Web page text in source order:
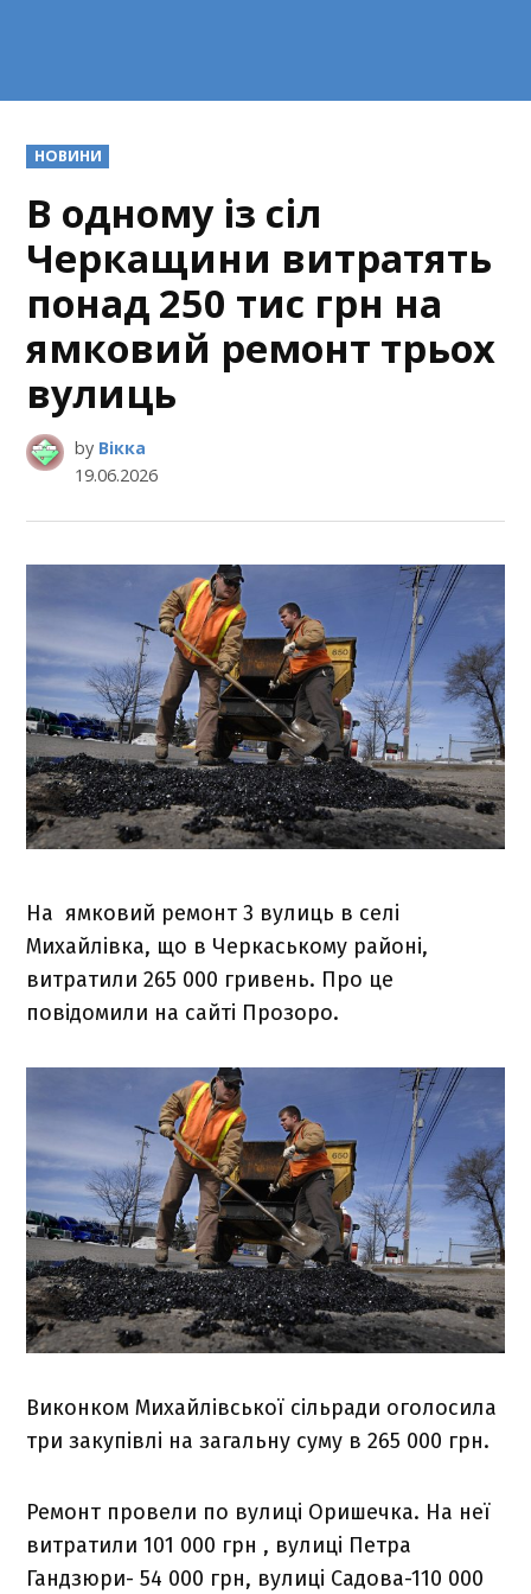
POSTED
IN
НОВИНИ
В одному із сіл
Черкащини витратять
понад 250 тис грн на
ямковий ремонт трьох
вулиць
by Вікка
19.06.2026
На ямковий ремонт 3 вулиць в селі
Михайлівка, що в Черкаському районі,
витратили 265 000 гривень. Про це
повідомили на сайті Прозоро.
Виконком Михайлівської сільради оголосила
три закупівлі на загальну суму в 265 000 грн.
Ремонт провели по вулиці Оришечка. На неї
витратили 101 000 грн , вулиці Петра
Гандзюри- 54 000 грн, вулиці Садова-110 000